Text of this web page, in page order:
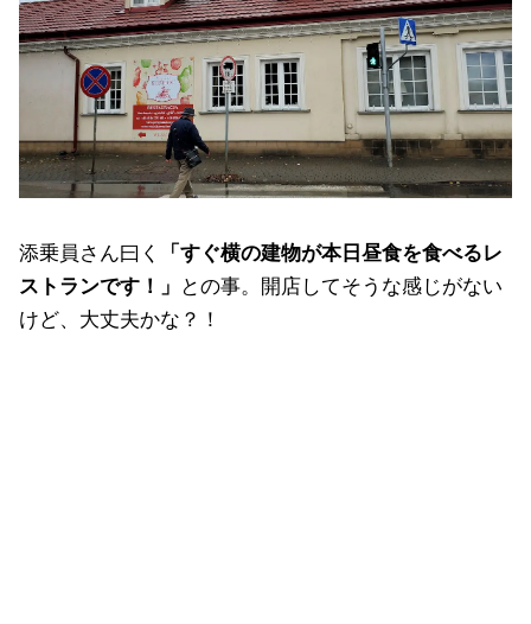
添乗員さん曰く
「すぐ横の建物が本日昼食を食べるレ
ストランです！」
との事。開店してそうな感じがない
けど、大丈夫かな？！